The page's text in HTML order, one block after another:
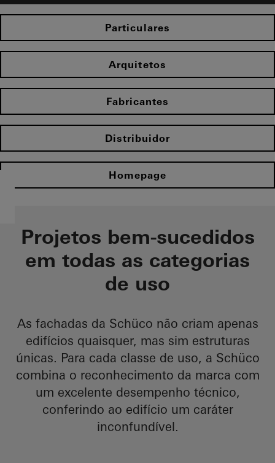
Particulares
Arquitetos
Fabricantes
Distribuidor
Homepage
Projetos bem-sucedidos
em todas as categorias
de uso
As fachadas da Schüco não criam apenas
edifícios quaisquer, mas sim estruturas
únicas. Para cada classe de uso, a Schüco
combina o reconhecimento da marca com
um excelente desempenho técnico,
conferindo ao edifício um caráter
inconfundível.